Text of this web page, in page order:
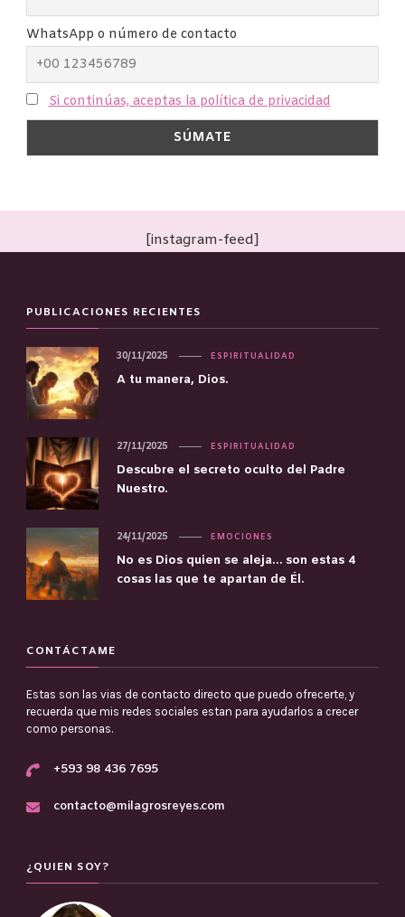
WhatsApp o número de contacto
Si continúas, aceptas la política de privacidad
[instagram-feed]
PUBLICACIONES RECIENTES
ESPIRITUALIDAD
A tu manera, Dios.
30/11/2025
ESPIRITUALIDAD
Descubre el secreto oculto del Padre
Nuestro.
27/11/2025
EMOCIONES
No es Dios quien se aleja… son estas 4
cosas las que te apartan de Él.
24/11/2025
CONTÁCTAME
Estas son las vias de contacto directo que puedo ofrecerte, y
recuerda que mis redes sociales estan para ayudarlos a crecer
como personas.
+593 98 436 7695
contacto@milagrosreyes.com
¿QUIEN SOY?